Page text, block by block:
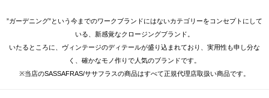
”ガーデニング”という今までのワークブランドにはないカテゴリーをコンセプトにして
いる、新感覚なクロージングブランド。
いたるところに、ヴィンテージのディテールが盛り込まれており、実用性も申し分な
く、確かなモノ作りで人気のブランドです。
※当店のSASSAFRAS/ササフラスの商品はすべて正規代理店取扱い商品です。